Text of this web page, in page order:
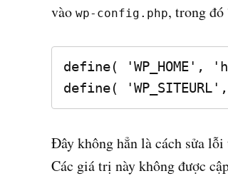
vào wp-config.php, trong đó
define( 'WP_HOME',
define(
Đây không hẳn là cách sửa
Các giá trị này không được